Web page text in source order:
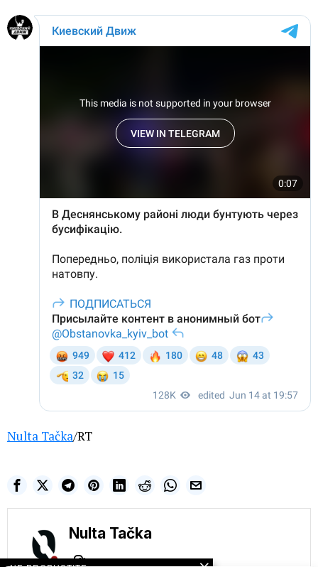
Nulta Tačka/RT
Nulta Tačka